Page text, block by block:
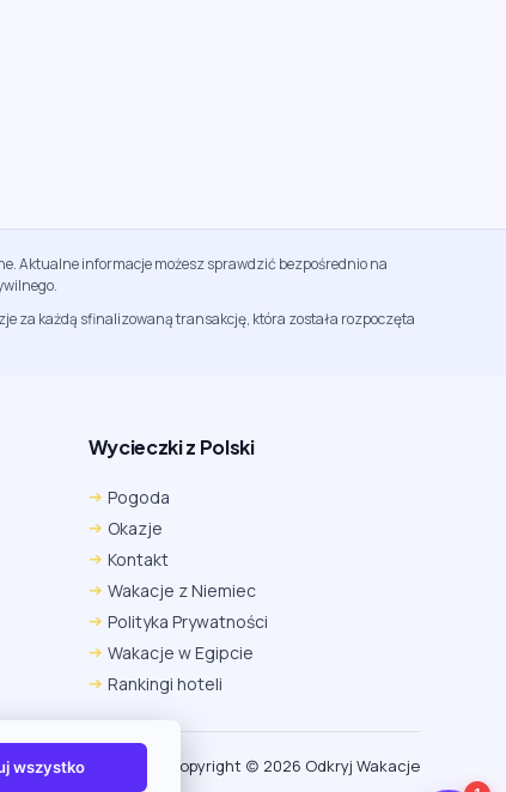
Aktualne informacje możesz sprawdzić bezpośrednio na
za każdą sfinalizowaną transakcję, która została rozpoczęta
Wycieczki z Polski
Pogoda
Okazje
Kontakt
Wakacje z Niemiec
Polityka Prywatności
Wakacje w Egipcie
Rankingi hoteli
Copyright (c) 2026 Odkryj Wakacje
Edge
Ustawienia → Prywatność i bezpieczeństwo → Pliki
cookie innych firm → ustaw „Zezwalaj”.
Na czas rezerwacji nie blokuj cookies i śledzenia dla tej
Na czas rezerwacji nie korzystaj z trybu incognito.
wszystko